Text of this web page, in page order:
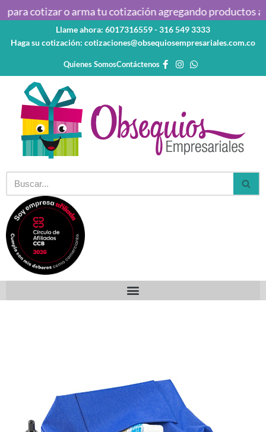
al
cotizar o arma tu cotización agregando productos al
Llame ahora: 6017316559 - 316 549 3333
Haga su cotización: cotizaciones@obsequiosempresariales.com.co
Quienes SomosContáctenos